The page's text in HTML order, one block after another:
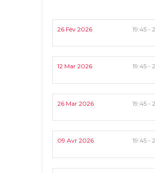
26 Fév 2026 19:45 -
12 Mar 2026 19:45 -
26 Mar 2026 19:45 -
09 Avr 2026 19:45 -